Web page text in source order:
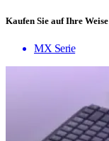
Kaufen Sie auf Ihre Weise
MX Serie